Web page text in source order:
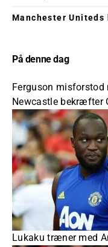
Manchester Uniteds
På denne dag
Ferguson misforstod
Newcastle bekræfter
Lukaku træner med